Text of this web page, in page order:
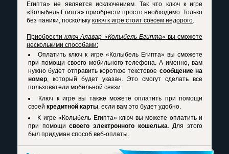
Египта» не является исключением. Так что ключ к игре
«Колыбель Египта» приобрести просто необходимо. Только
без паники, поскольку ключ к игре стоит совсем недорого.
Приобрестиключ Алавар «Колыбель Египта»вы сможете
несколькими способами:
Оплатить ключ к игре «Колыбель Египта» вы сможете
при помощи своего мобильного телефона. А именно, вам
нужно будет отправить короткое текстовое сообщение на
номер, который будет указан. Это смогут сделать все
пользователи мобильной связи.
Ключ к игре вы также можете оплатить при помощи
своей кредитной карты, если вам это будет удобно.
К игре«Колыбель Египта» ключ вы можете оплатить и
при помощисвоего электронного кошелька. Для этого
был придуман способ веб-оплаты.